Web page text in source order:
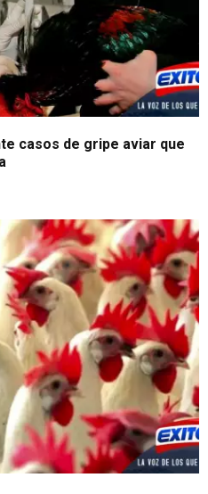
casos de gripe aviar que